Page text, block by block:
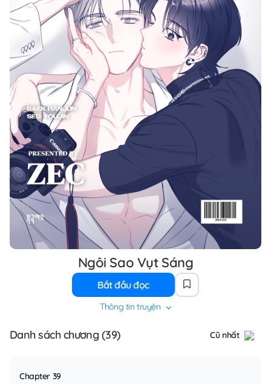
Ngôi Sao Vụt Sáng
Bắt đầu đọc
Thông tin truyện
Danh sách chương (39) Cũ nhất
Chapter 39